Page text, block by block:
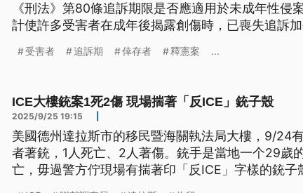
《刑法》第80條追訴期限是否應適用於未成年性侵
計使許多受害者在成年後揭露創傷時，已喪失追訴
正義的最大障礙。
受害者 追訴期 倖存者 釋憲案 ...
ICE大樓銃案1死2傷 現場揣著「反ICE」銃子殼
2025/9/25 19:15
美國德州達拉斯市的移民暨海關執法局大樓，9/24
者著銃，1人死亡、2人著傷。銃手是當地一个29歲
亡，毋過警方佇現場有揣著印「反ICE」字樣的銃子